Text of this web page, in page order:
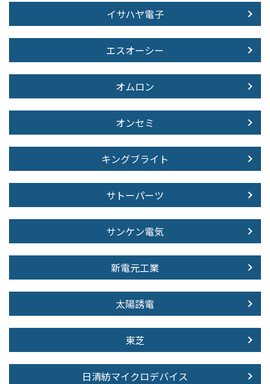
イサハヤ電子
エスオーシー
オムロン
オンセミ
キングブライト
サトーパーツ
サンケン電気
新電元工業
太陽誘電
東芝
日清紡マイクロデバイス